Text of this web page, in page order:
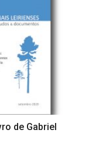
de Gabriel